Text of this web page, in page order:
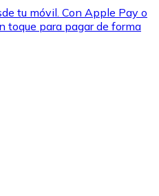
efectivo en tu tienda más
Bitnovo o realiza compras
tu móvil. Con Apple Pay o
toque para pagar de forma